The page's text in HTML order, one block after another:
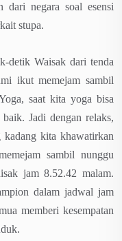
dari negara soal esensi
stupa.
detik Waisak dari tenda
ikut memejam sambil
saat kita yoga bisa
Jadi dengan relaks,
kadang kita khawatirkan
sambil nunggu
jam 8.52.42 malam.
dalam jadwal jam
memberi kesempatan